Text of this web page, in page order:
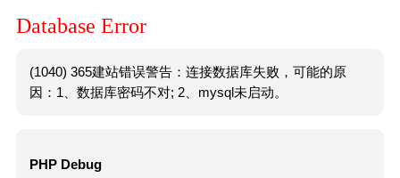
Database Error
(1040) 365建站错误警告：连接数据库失败，可能的原
因：1、数据库密码不对; 2、mysql未启动。
PHP Debug